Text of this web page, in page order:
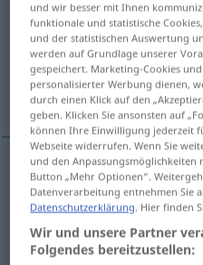
Übersicht aller
(Für mehr Details die
zápas, boj, bitka
zápas,boj Kampf
bitkaf Kampf
und wir besser mit Ihnen
funktionale und statistische
und der statistischen Auswertung
werden auf Grundlage unserer
gespeichert. Marketing-Cookies
personalisierter Werbung dienen,
durch einen Klick auf den
geben. Klicken Sie ansonsten auf
können Ihre Einwilligung jederzeit
Webseite widerrufen. Wenn Sie
und den Anpassungsmöglichkeiten
Button „Mehr Optionen“.
Datenverarbeitung entnehmen Sie
Datenschutzerklärung. Hier finden
Wir und unsere Partner
Folgendes bereitzustellen: